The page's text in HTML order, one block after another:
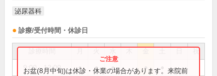
泌尿器科
診療/受付時間・休診日
祝
9:00～12:00 ● ● ● ●
お盆(8月中旬)は休診・休業の場合があります。来院前